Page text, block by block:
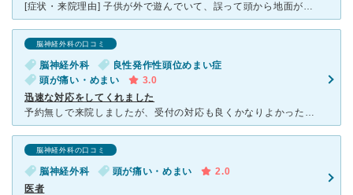
[症状・来院理由] 子供が外で遊んでいて、誤って頭から地面がコンクリートに転落してしまいました。 こぶが大きくおでこにできたのですが、あまり泣かず心配でもう１９時を過ぎていましたが、電話で相談しま
脳神経外科の口コミ
脳神経外科
良性発作性頭位めまい症
頭が痛い・めまい
3.0
迅速な対応をしてくれました
予約無しで来院しましたが、受付の対応も良くかなりよかったです。診察の先生にしても丁寧で分かりやすかった‼️ 放射線検査も早かったし丁寧かつ親切な対応でした。 曜日によって先生が違うので当たり外
脳神経外科の口コミ
脳神経外科 頭が痛い・めまい
2.0
医者